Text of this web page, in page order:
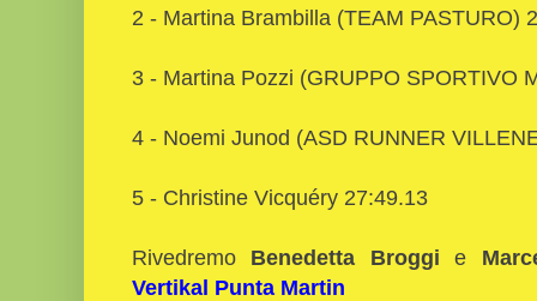
2 - Martina Brambilla (TEAM PASTURO)
3 - Martina Pozzi (GRUPPO SPORTIVO
4 - Noemi Junod (ASD RUNNER
5 - Christine Vicquéry 27:49.13
Rivedremo Benedetta Broggi e
Vertikal Punta Martin